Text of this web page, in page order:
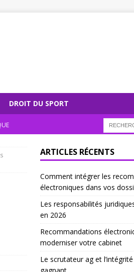
DROIT DU SPORT
ARTICLES RÉCENTS
Comment intégrer les
électroniques dans vos
Les responsabilités
en 2026
Recommandations
moderniser votre cabinet
Le scrutateur ag et